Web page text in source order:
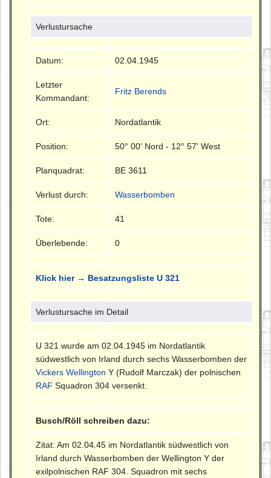
Verlustursache
Datum: 02.04.1945
Letzter
Kommandant:
Fritz Berends
Ort: Nordatlantik
Position: 50° 00' Nord - 12° 57' West
Planquadrat: BE 3611
Verlust durch: Wasserbomben
Tote: 41
Überlebende: 0
Klick hier → Besatzungsliste U 321
Verlustursache im Detail
U 321 wurde am 02.04.1945 im Nordatlantik
südwestlich von Irland durch sechs Wasserbomben der
Vickers Wellington Y (Rudolf Marczak) der polnischen
RAF Squadron 304 versenkt.
Busch/Röll schreiben dazu:
Zitat: Am 02.04.45 im Nordatlantik südwestlich von
Irland durch Wasserbomben der Wellington Y der
exilpolnischen RAF 304. Squadron mit sechs